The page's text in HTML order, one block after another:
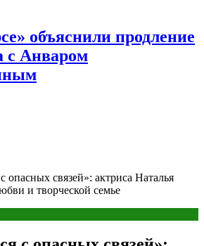
объяснили продление
с Анваром
опасных связей»: актриса Наталья
и творческой семье